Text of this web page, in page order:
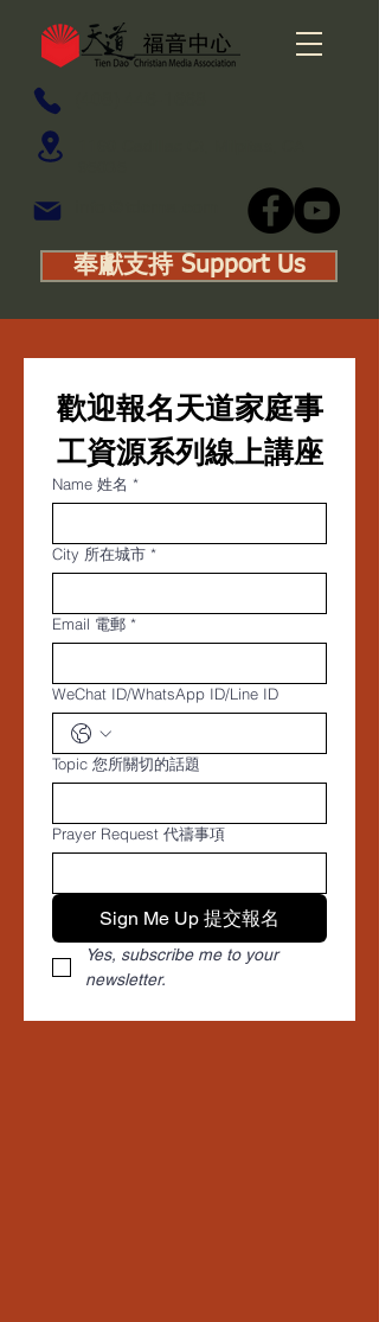
奉獻支持 Support Us
歡迎報名天道家庭事
工資源系列線上講座
Name 姓名 *
City 所在城市 *
Email 電郵 *
WeChat ID/WhatsApp ID/Line ID
Topic 您所關切的話題
Prayer Request 代禱事項
Sign Me Up 提交報名
Yes, subscribe me to your
newsletter.